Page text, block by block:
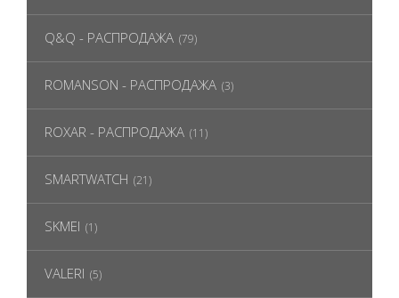
Q&Q - РАСПРОДАЖА (79)
ROMANSON - РАСПРОДАЖА (3)
ROXAR - РАСПРОДАЖА (11)
SMARTWATCH (21)
SKMEI (1)
VALERI (5)